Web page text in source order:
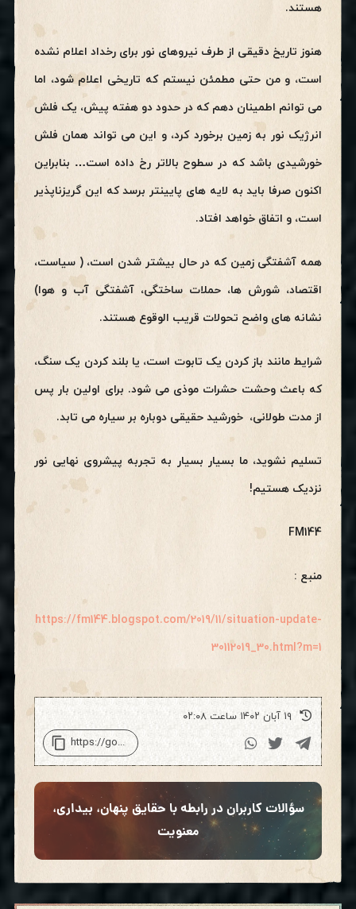
هستند.
هنوز تاریخ دقیقی از طرف نیروهای نور برای رخداد اعلام نشده
است، و من حتی مطمئن نیستم که تاریخی اعلام شود، اما
می توانم اطمینان دهم که در حدود دو هفته پیش، یک فلش
انرژیک نور به زمین برخورد کرد، و این می تواند همان فلش
خورشیدی باشد که در سطوح بالاتر رخ داده است… بنابراین
اکنون صرفا باید به لایه های پایینتر برسد که این گریزناپذیر
است، و اتفاق خواهد افتاد.
همه آشفتگی زمین که در حال بیشتر شدن است، ( سیاست،
اقتصاد، شورش ها، حملات ساختگی، آشفتگی آب و هوا)
نشانه های واضح تحولات قریب الوقوع هستند.
شرایط مانند باز کردن یک تابوت است، یا بلند کردن یک سنگ،
که باعث وحشت حشرات موذی می شود. برای اولین بار پس
از مدت طولانی، خورشید حقیقی دوباره بر سیاره می تابد.
تسلیم نشوید، ما بسیار بسیار به تجربه پیشروی نهایی نور
نزدیک هستیم!
FM144
منبع :
https://fm144.blogspot.com/2019/11/situation-update-
30112019_30.html?m=1
۱۹ آبان ۱۴۰۲ ساعت ۰۲:۰۸
سؤالات کاربران در رابطه با حقایق پنهان، بیداری،
معنویت